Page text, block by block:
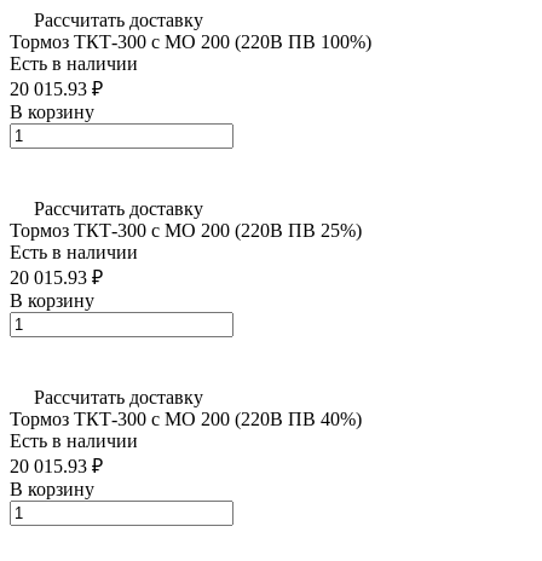
Рассчитать доставку
Тормоз ТКТ-300 с МО 200 (220В ПВ 100%)
Есть в наличии
20 015.93 ₽
В корзину
Рассчитать доставку
Тормоз ТКТ-300 с МО 200 (220В ПВ 25%)
Есть в наличии
20 015.93 ₽
В корзину
Рассчитать доставку
Тормоз ТКТ-300 с МО 200 (220В ПВ 40%)
Есть в наличии
20 015.93 ₽
В корзину